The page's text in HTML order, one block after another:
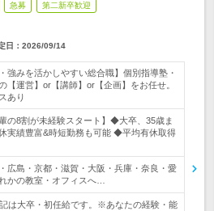
急募 第二新卒歓迎
日： 2026/09/14
強みを活かしやすい総合職】個別指導塾・
【運営】or【講師】or【企画】をお任せ。
あり
の8割が未経験スタート】◆大卒、35歳ま
績豊富&時短勤務も可能 ◆平均有休取得
広島・京都・滋賀・大阪・兵庫・奈良・愛
かの教室・オフィスへ…
は大卒・初任給です。※あなたの経験・能